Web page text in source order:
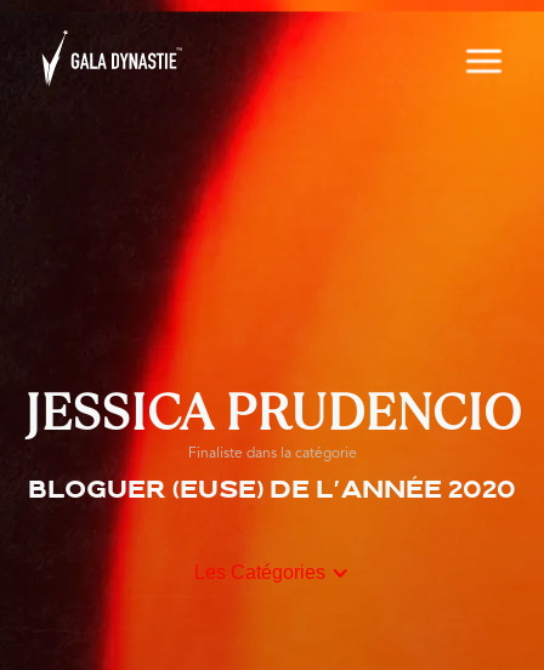
JESSICA PRUDENCIO
Finaliste dans la catégorie
Bloguer (euse) de l'année 2020
Les Catégories